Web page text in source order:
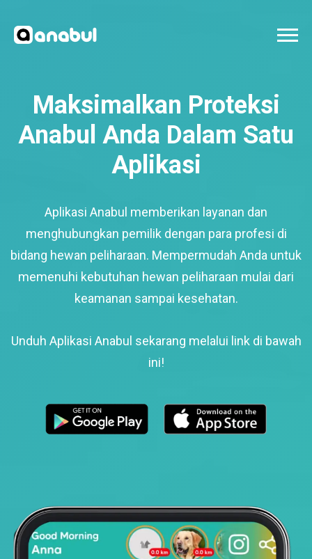
Maksimalkan Proteksi
Anabul Anda Dalam Satu
Aplikasi
Aplikasi Anabul memberikan layanan dan
menghubungkan pemilik dengan para profesi di
bidang hewan peliharaan. Mempermudah Anda untuk
memenuhi kebutuhan hewan peliharaan mulai dari
keamanan sampai kesehatan.
Unduh Aplikasi Anabul sekarang melalui link di bawah
ini!